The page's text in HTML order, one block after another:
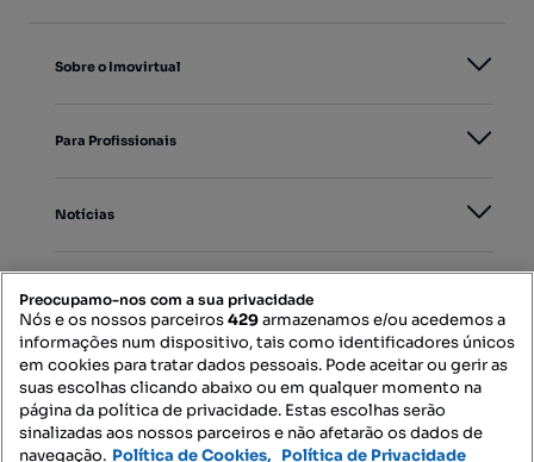
Sobre o Imovirtual
Para Profissionais
Notícias
Mapa do Site
Contacte-nos
Preocupamo-nos com a sua privacidade
Nós e os nossos parceiros429armazenamos e/ou acedemos a
informações num dispositivo, tais como identificadores únicos
em cookies para tratar dados pessoais. Pode aceitar ou gerir as
suas escolhas clicando abaixo ou em qualquer momento na
página da política de privacidade. Estas escolhas serão
sinalizadas aos nossos parceiros e não afetarão os dados de
navegação. Política de Cookies, Política de Privacidade